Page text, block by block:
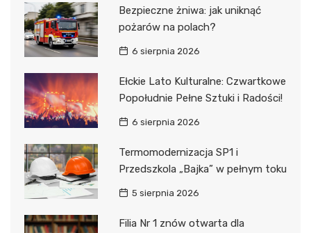
Bezpieczne żniwa: jak uniknąć
pożarów na polach?
6 sierpnia 2026
Ełckie Lato Kulturalne: Czwartkowe
Popołudnie Pełne Sztuki i Radości!
6 sierpnia 2026
Termomodernizacja SP1 i
Przedszkola „Bajka” w pełnym toku
5 sierpnia 2026
Filia Nr 1 znów otwarta dla